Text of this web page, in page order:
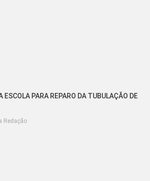
ESCOLA PARA REPARO DA TUBULAÇÃO DE
Redação